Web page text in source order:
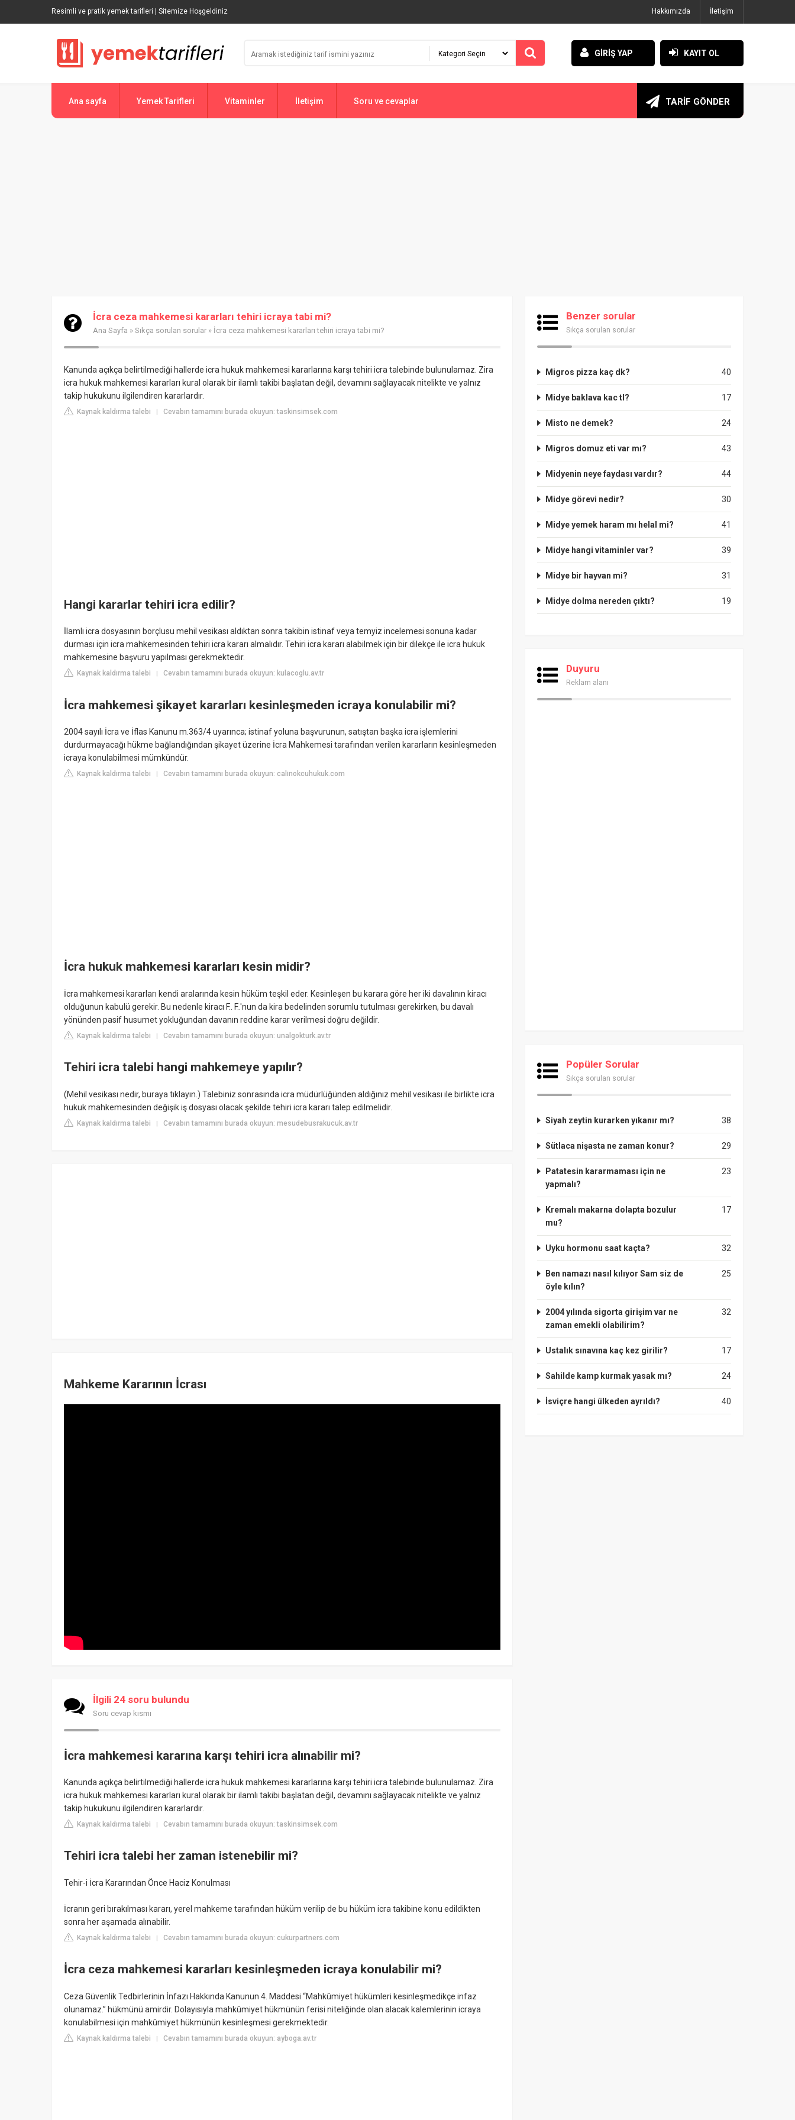
Resimli ve pratik yemek tarifleri | Sitemize Hoşgeldiniz Hakkımızda İletişim
GİRİŞ YAP KAYIT OL
Ana sayfa Yemek Tarifleri Vitaminler İletişim Soru ve cevaplar TARİF GÖNDER
İcra ceza mahkemesi kararları tehiri icraya tabi mi?
Ana Sayfa » Sıkça sorulan sorular » İcra ceza mahkemesi kararları tehiri icraya tabi mi?
Kanunda açıkça belirtilmediği hallerde icra hukuk mahkemesi kararlarına karşı tehiri icra talebinde bulunulamaz. Zira
icra hukuk mahkemesi kararları kural olarak bir ilamlı takibi başlatan değil, devamını sağlayacak nitelikte ve yalnız
takip hukukunu ilgilendiren kararlardır.
Kaynak kaldırma talebi | Cevabın tamamını burada okuyun: taskinsimsek.com
Hangi kararlar tehiri icra edilir?
İlamlı icra dosyasının borçlusu mehil vesikası aldıktan sonra takibin istinaf veya temyiz incelemesi sonuna kadar
durması için icra mahkemesinden tehiri icra kararı almalıdır. Tehiri icra kararı alabilmek için bir dilekçe ile icra hukuk
mahkemesine başvuru yapılması gerekmektedir.
Kaynak kaldırma talebi Cevabın tamamını burada okuyun: kulacoglu.av.tr
İcra mahkemesi şikayet kararları kesinleşmeden icraya konulabilir mi?
2004 sayılı İcra ve İflas Kanunu m.363/4 uyarınca; istinaf yoluna başvurunun, satıştan başka icra işlemlerini
durdurmayacağı hükme bağlandığından şikayet üzerine İcra Mahkemesi tarafından verilen kararların kesinleşmeden
icraya konulabilmesi mümkündür.
Kaynak kaldırma talebi Cevabın tamamını burada okuyun: calinokcuhukuk.com
İcra hukuk mahkemesi kararları kesin midir?
İcra mahkemesi kararları kendi aralarında kesin hüküm teşkil eder. Kesinleşen bu karara göre her iki davalının kiracı
olduğunun kabulü gerekir. Bu nedenle kiracı F.. F..'nun da kira bedelinden sorumlu tutulması gerekirken, bu davalı
yönünden pasif husumet yokluğundan davanın reddine karar verilmesi doğru değildir.
Kaynak kaldırma talebi | Cevabın tamamını burada okuyun: unalgokturk.av.tr
Tehiri icra talebi hangi mahkemeye yapılır?
(Mehil vesikası nedir, buraya tıklayın.) Talebiniz sonrasında icra müdürlüğünden aldığınız mehil vesikası ile birlikte icra
hukuk mahkemesinden değişik iş dosyası olacak şekilde tehiri icra kararı talep edilmelidir.
Kaynak kaldırma talebi | Cevabın tamamını burada okuyun: mesudebusrakucuk.av.tr
Mahkeme Kararının İcrası
İlgili 24 soru bulundu
Soru cevap kısmı
İcra mahkemesi kararına karşı tehiri icra alınabilir mi?
Kanunda açıkça belirtilmediği hallerde icra hukuk mahkemesi kararlarına karşı tehiri icra talebinde bulunulamaz. Zira
icra hukuk mahkemesi kararları kural olarak bir ilamlı takibi başlatan değil, devamını sağlayacak nitelikte ve yalnız
takip hukukunu ilgilendiren kararlardır.
Kaynak kaldırma talebi | Cevabın tamamını burada okuyun: taskinsimsek.com
Tehiri icra talebi her zaman istenebilir mi?
Tehir-i İcra Kararından Önce Haciz Konulması
İcranın geri bırakılması kararı, yerel mahkeme tarafından hüküm verilip de bu hüküm icra takibine konu edildikten
sonra her aşamada alınabilir.
Kaynak kaldırma talebi | Cevabın tamamını burada okuyun: cukurpartners.com
İcra ceza mahkemesi kararları kesinleşmeden icraya konulabilir mi?
Ceza Güvenlik Tedbirlerinin İnfazı Hakkında Kanunun 4. Maddesi “Mahkûmiyet hükümleri kesinleşmedikçe infaz
olunamaz.” hükmünü amirdir. Dolayısıyla mahkûmiyet hükmünün ferisi niteliğinde olan alacak kalemlerinin icraya
konulabilmesi için mahkûmiyet hükmünün kesinleşmesi gerekmektedir.
Kaynak kaldırma talebi | Cevabın tamamını burada okuyun: ayboga.av.tr
Benzer sorular
Sıkça sorulan sorular
40
Migros pizza kaç dk?
17
Midye baklava kac tl?
24
Misto ne demek?
43
Migros domuz eti var mı?
44
Midyenin neye faydası vardır?
30
Midye görevi nedir?
41
Midye yemek haram mı helal mi?
39
Midye hangi vitaminler var?
31
Midye bir hayvan mi?
19
Midye dolma nereden çıktı?
Duyuru
Reklam alanı
Popüler Sorular
Sıkça sorulan sorular
38
Siyah zeytin kurarken yıkanır mı?
29
Sütlaca nişasta ne zaman konur?
23
Patatesin kararmaması için ne
yapmalı?
17
Kremalı makarna dolapta bozulur
mu?
32
Uyku hormonu saat kaçta?
25
Ben namazı nasıl kılıyor Sam siz de
öyle kılın?
32
2004 yılında sigorta girişim var ne
zaman emekli olabilirim?
17
Ustalık sınavına kaç kez girilir?
24
Sahilde kamp kurmak yasak mı?
40
İsviçre hangi ülkeden ayrıldı?